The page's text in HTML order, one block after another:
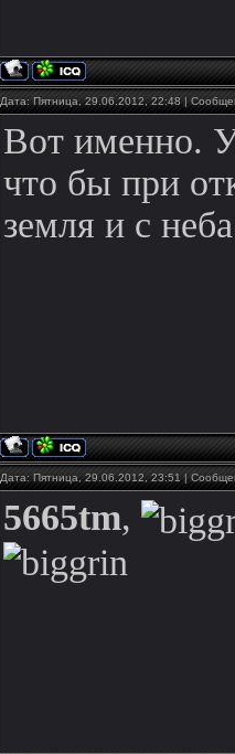
Дата: Пятница, 29.06.2012, 22:48 |
Вот именно. У
что бы при
земля и с
Дата: Пятница, 29.06.2012, 23:51 |
5665tm,